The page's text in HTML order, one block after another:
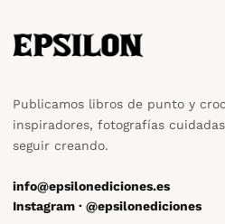
Publicamos libros de punto y
inspiradores, fotografías
seguir creando.
info@epsilonediciones.es
Instagram · @epsilonediciones